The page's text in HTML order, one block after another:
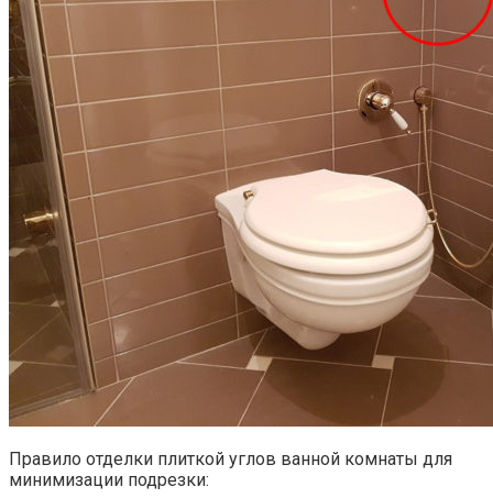
Правило отделки плиткой углов ванной комнаты для
минимизации подрезки: